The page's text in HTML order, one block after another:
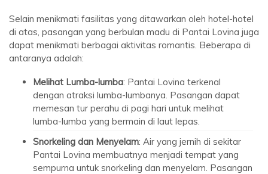
Selain menikmati fasilitas yang ditawarkan oleh hotel-hotel
di atas, pasangan yang berbulan madu di Pantai Lovina juga
dapat menikmati berbagai aktivitas romantis. Beberapa di
antaranya adalah:
Melihat Lumba-lumba: Pantai Lovina terkenal
dengan atraksi lumba-lumbanya. Pasangan dapat
memesan tur perahu di pagi hari untuk melihat
lumba-lumba yang bermain di laut lepas.
Snorkeling dan Menyelam: Air yang jernih di sekitar
Pantai Lovina membuatnya menjadi tempat yang
sempurna untuk snorkeling dan menyelam. Pasangan